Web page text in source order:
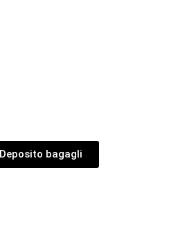
Deposito bagagli